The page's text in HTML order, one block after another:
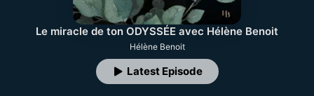
Le miracle de ton ODYSSÉE avec Hélène Benoit
Hélène Benoit
Latest Episode